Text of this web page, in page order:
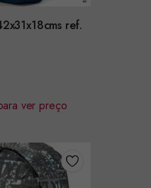
ref.
ver preço